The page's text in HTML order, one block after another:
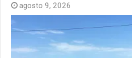
agosto 9, 2026